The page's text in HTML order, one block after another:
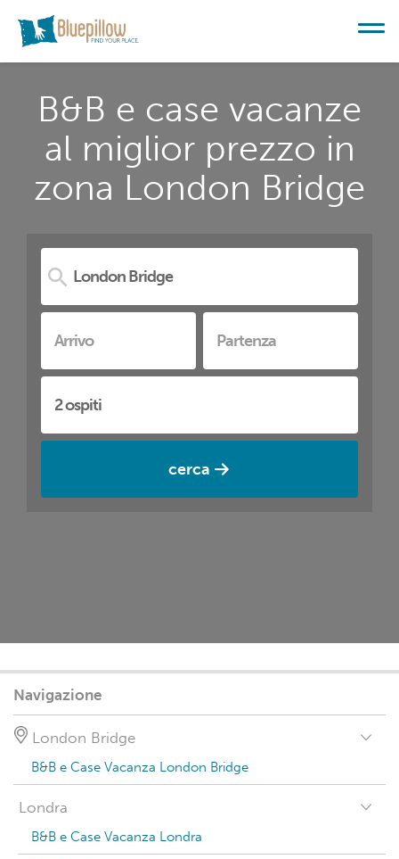
B&B e case vacanze
al miglior prezzo in
zona London Bridge
cerca
Navigazione
London Bridge
B&B e Case Vacanza London Bridge
Londra
B&B e Case Vacanza Londra